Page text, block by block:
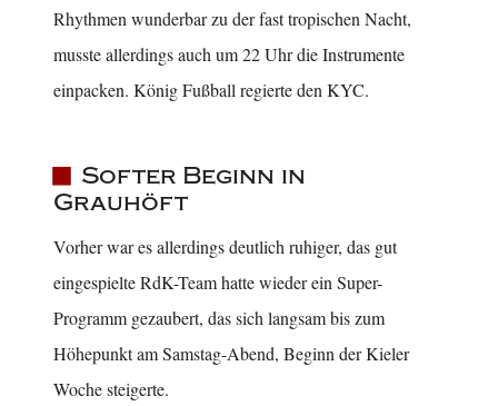
Rhythmen wunderbar zu der fast tropischen Nacht,
musste allerdings auch um 22 Uhr die Instrumente
einpacken. König Fußball regierte den KYC.
Softer Beginn in
Grauhöft
Vorher war es allerdings deutlich ruhiger, das gut
eingespielte RdK-Team hatte wieder ein Super-
Programm gezaubert, das sich langsam bis zum
Höhepunkt am Samstag-Abend, Beginn der Kieler
Woche steigerte.